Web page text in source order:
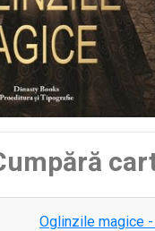
Oglinzile magice